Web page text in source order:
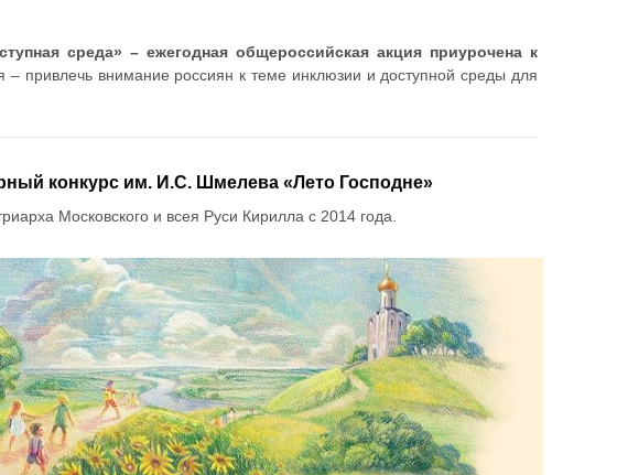
среда» – ежегодная общероссийская акция приурочена к
– привлечь внимание россиян к теме инклюзии и доступной среды для
конкурс им. И.С. Шмелева «Лето Господне»
Московского и всея Руси Кирилла с 2014 года.